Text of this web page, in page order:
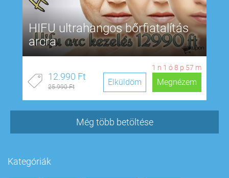
HIFU ultrahangos bőrfiatalítás
arcra
1 n 1 ó8 p 57 m
12.990 Ft
25.990 Ft Megnézem
Elküldöm
Még több betöltése
Kategóriák